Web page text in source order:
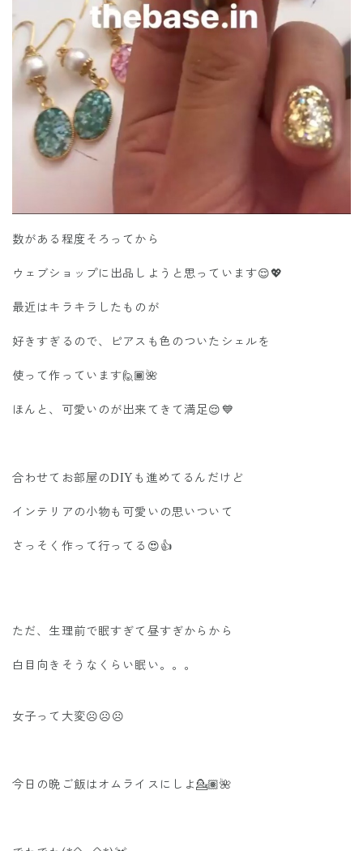
数がある程度そろってから
ウェブショップに出品しようと思っています😌💖
最近はキラキラしたものが
好きすぎるので、ピアスも色のついたシェルを
使って作っています🙋🏾🌺
ほんと、可愛いのが出来てきて満足😌💙
合わせてお部屋のDIYも進めてるんだけど
インテリアの小物も可愛いの思いついて
さっそく作って行ってる😍👍
ただ、生理前で眠すぎて昼すぎからから
白目向きそうなくらい眠い。。。
女子って大変☹️☹️☹️
今日の晩ご飯はオムライスにしよ💁🏽🌺